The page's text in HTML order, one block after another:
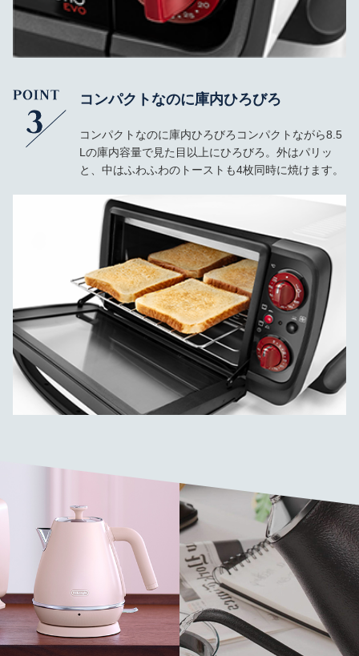
コンパクトなのに庫内ひろびろ
コンパクトなのに庫内ひろびろコンパクトながら8.5
Lの庫内容量で見た目以上にひろびろ。外はパリッ
と、中はふわふわのトーストも4枚同時に焼けます。